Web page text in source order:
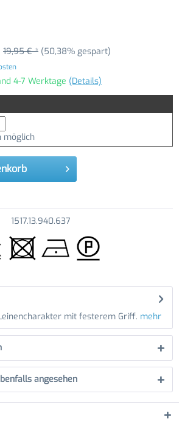
19,95 € * (50,38% gespart)
4-7 Werktage (Details)
möglich
1517.13.940.637
mit festerem Griff. mehr
angesehen